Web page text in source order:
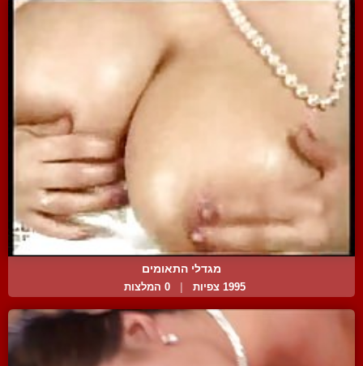
מגדלי התאומים
1995 צפיות 0 המלצות